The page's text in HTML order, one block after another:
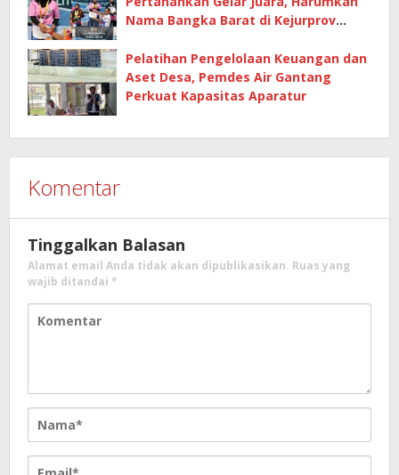
Nama Bangka Barat di Kejurprov
Pelatihan Pengelolaan Keuangan dan
Aset Desa, Pemdes Air Gantang
Perkuat Kapasitas Aparatur
Komentar
Tinggalkan Balasan
Alamat email Anda tidak akan dipublikasikan. Ruas yang
wajib ditandai *